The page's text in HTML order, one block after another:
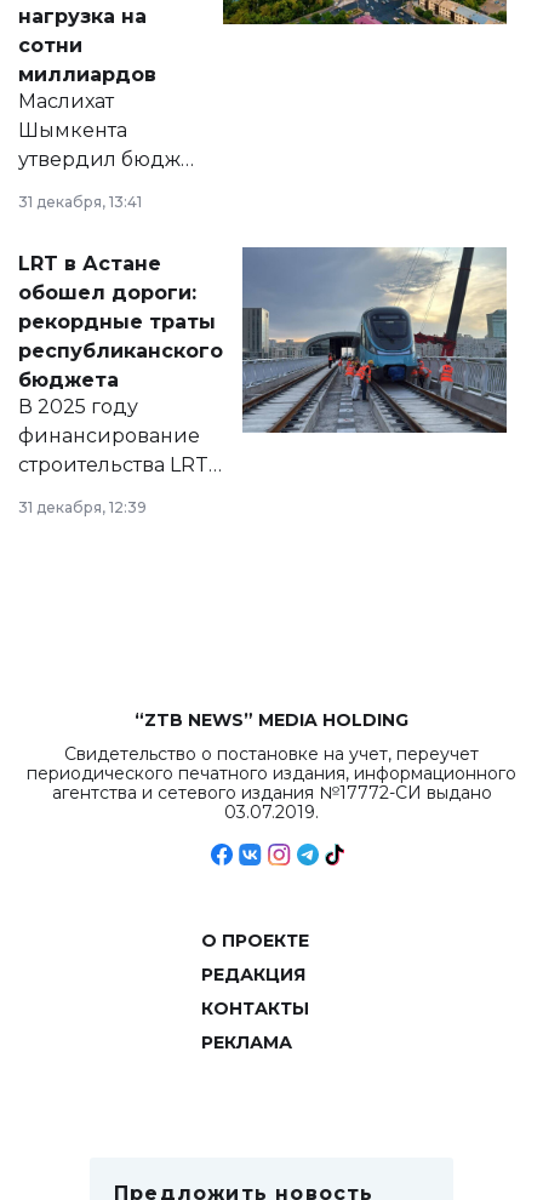
нагрузка на
сотни
миллиардов
Маслихат
Шымкента
утвердил бюджет
города на 2026–
2028 годы.
документ
появился в базе
нормативных
правовых актов и
на сайте маслихат
города.
31 декабря, 13:41
LRT в Астане
обошел дороги:
рекордные траты
республиканского
бюджета
В 2025 году
финансирование
строительства LRT
в Астане из
республиканского
31 декабря, 12:39
“ZTB NEWS” MEDIA HOLDING
Свидетельство о постановке на учет, переучет
периодического печатного издания, информационного
агентства и сетевого издания №17772-СИ выдано
03.07.2019.
О ПРОЕКТЕ
РЕДАКЦИЯ
КОНТАКТЫ
РЕКЛАМА
Предложить новость